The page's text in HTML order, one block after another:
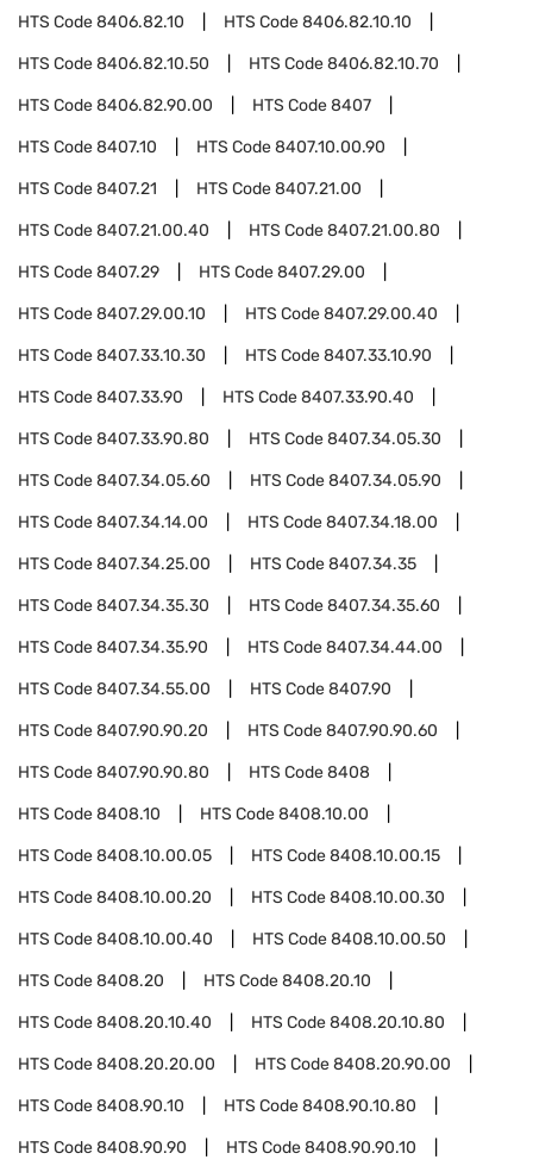
HTS Code8406.82.10 HTS Code8406.82.10.10
HTS Code8406.82.10.50 HTS Code8406.82.10.70
HTS Code8406.82.90.00 HTS Code8407
HTS Code8407.10 HTS Code8407.10.00.90
HTS Code8407.21 HTS Code8407.21.00
HTS Code8407.21.00.40 HTS Code8407.21.00.80
HTS Code8407.29 HTS Code8407.29.00
HTS Code8407.29.00.10 HTS Code8407.29.00.40
HTS Code8407.33.10.30 HTS Code8407.33.10.90
HTS Code8407.33.90 HTS Code8407.33.90.40
HTS Code8407.33.90.80 HTS Code8407.34.05.30
HTS Code8407.34.05.60 HTS Code8407.34.05.90
HTS Code8407.34.14.00 HTS Code8407.34.18.00
HTS Code8407.34.25.00 HTS Code8407.34.35
HTS Code8407.34.35.30 HTS Code8407.34.35.60
HTS Code8407.34.35.90 HTS Code8407.34.44.00
HTS Code8407.34.55.00 HTS Code8407.90
HTS Code8407.90.90.20 HTS Code8407.90.90.60
HTS Code8407.90.90.80 HTS Code8408
HTS Code8408.10 HTS Code8408.10.00
HTS Code8408.10.00.05 HTS Code8408.10.00.15
HTS Code8408.10.00.20 HTS Code8408.10.00.30
HTS Code8408.10.00.40 HTS Code8408.10.00.50
HTS Code8408.20 HTS Code8408.20.10
HTS Code8408.20.10.40 HTS Code8408.20.10.80
HTS Code8408.20.20.00 HTS Code8408.20.90.00
HTS Code8408.90.10 HTS Code8408.90.10.80
HTS Code8408.90.90 HTS Code8408.90.90.10